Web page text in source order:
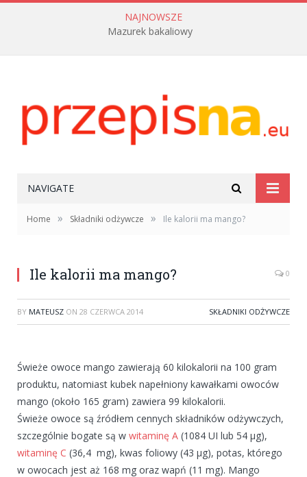
NAJNOWSZE
Mazurek bakaliowy
NAVIGATE
Home » Składniki odżywcze » Ile kalorii ma mango?
Ile kalorii ma mango? 0
BY MATEUSZ ON 28 CZERWCA 2014 SKŁADNIKI ODŻYWCZE
Świeże owoce mango zawierają 60 kilokalorii na 100 gram
produktu, natomiast kubek napełniony kawałkami owoców
mango (około 165 gram) zawiera 99 kilokalorii.
Świeże owoce są źródłem cennych składników odżywczych,
szczególnie bogate są w witaminę A (1084 UI lub 54 µg),
witaminę C (36,4 mg), kwas foliowy (43 µg), potas, którego
w owocach jest aż 168 mg oraz wapń (11 mg). Mango